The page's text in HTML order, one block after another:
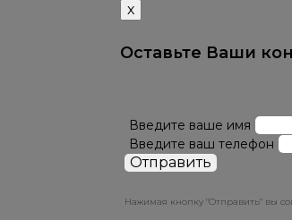
х
Оставьте Ваши
Введите ваше имя
Введите ваш телефон
Нажимая кнопку "Отправить" вы